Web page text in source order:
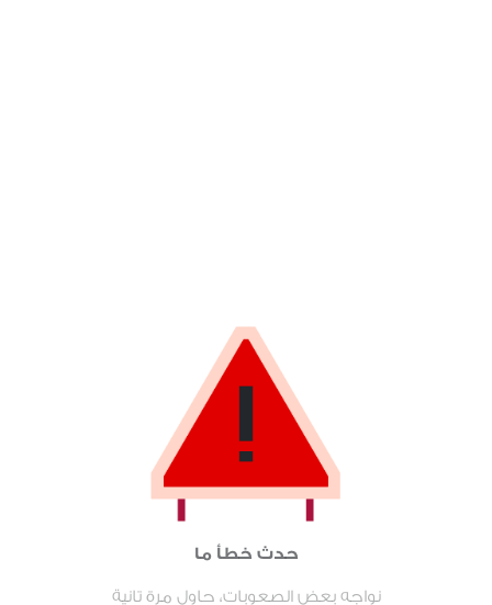
حدث خطأ ما
نواجه بعض الصعوبات، حاول مرة تانية